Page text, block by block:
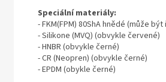
Speciální materiály:
- FKM(FPM) 80ShA hnědé (může
- Silikone (MVQ) (obvykle červené)
- HNBR (obvykle černé)
- CR (Neopren) (obvykle černé)
- EPDM (obykle černé)